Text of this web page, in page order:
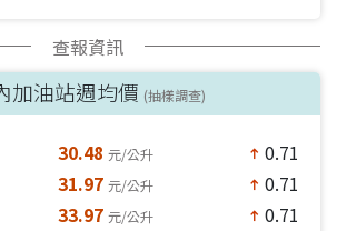
查報資訊
加油站週均價 (抽樣調查)
30.48 元/公升 north 0.71
31.97 元/公升 north 0.71
33.97 元/公升 north 0.71